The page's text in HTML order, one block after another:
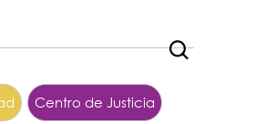
Centro de Justicia